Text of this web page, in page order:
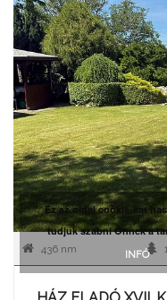
436 nm
Ez az oldal cookie-kat
tudjuk szabni Önnek a
INFÓ